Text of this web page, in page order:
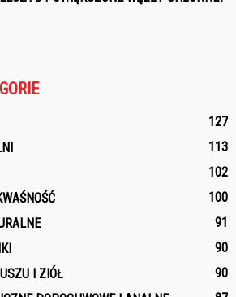
127
113
102
100
91
90
I ZIÓŁ
90